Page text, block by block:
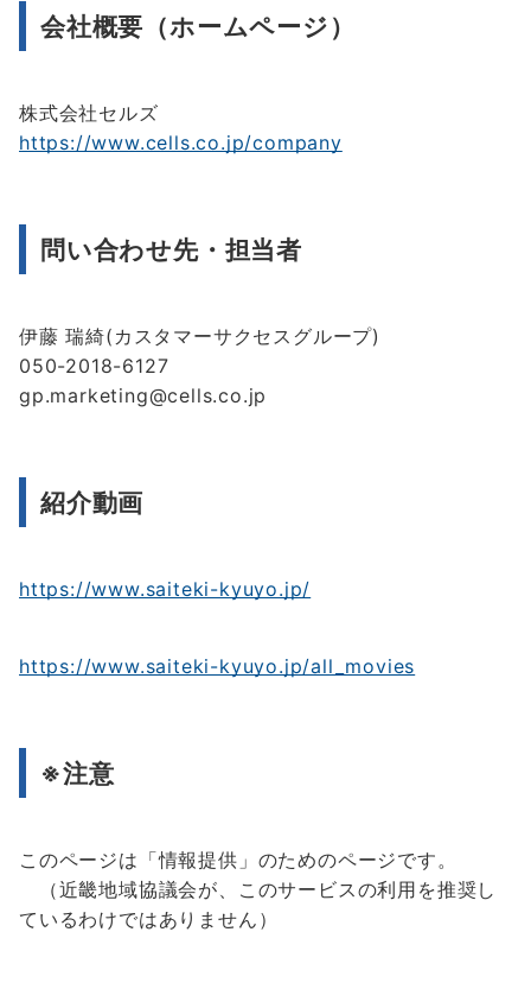
会社概要（ホームページ）
株式会社セルズ
https://www.cells.co.jp/company
問い合わせ先・担当者
伊藤 瑞綺(カスタマーサクセスグループ)
050-2018-6127
gp.marketing@cells.co.jp
紹介動画
https://www.saiteki-kyuyo.jp/
https://www.saiteki-kyuyo.jp/all_movies
※注意
このページは「情報提供」のためのページです。
（近畿地域協議会が、このサービスの利用を推奨し
ているわけではありません）